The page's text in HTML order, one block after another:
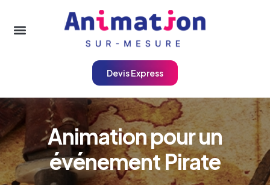
Devis Express
Animation pour un
événement Pirate